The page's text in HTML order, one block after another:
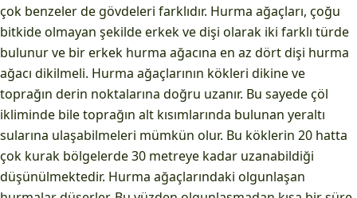
çok benzeler de gövdeleri farklıdır. Hurma ağaçları, çoğu
bitkide olmayan şekilde erkek ve dişi olarak iki farklı türde
bulunur ve bir erkek hurma ağacına en az dört dişi hurma
ağacı dikilmeli. Hurma ağaçlarının kökleri dikine ve
toprağın derin noktalarına doğru uzanır. Bu sayede çöl
ikliminde bile toprağın alt kısımlarında bulunan yeraltı
sularına ulaşabilmeleri mümkün olur. Bu köklerin 20 hatta
çok kurak bölgelerde 30 metreye kadar uzanabildiği
düşünülmektedir. Hurma ağaçlarındaki olgunlaşan